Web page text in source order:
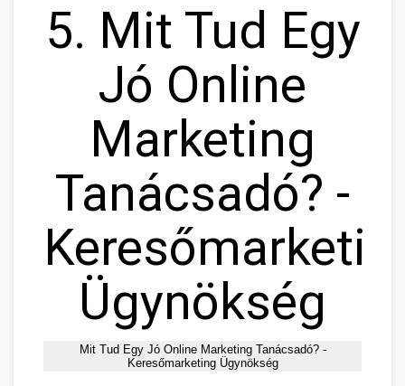
5. Mit Tud Egy
Jó Online
Marketing
Tanácsadó? -
Ügynökség
Mit Tud Egy Jó Online Marketing Tanácsadó? -
Keresőmarketing Ügynökség